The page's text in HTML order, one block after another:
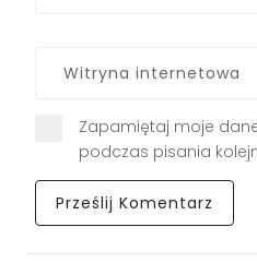
Zapamiętaj moje
podczas pisania